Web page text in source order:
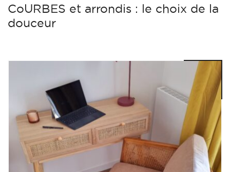
CoURBES et arrondis : le choix de la
douceur